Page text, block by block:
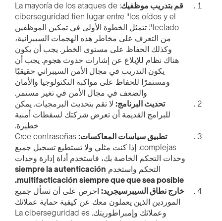
قم بتدريب موظفيك : La mayoría de los ataques de
ciberseguridad tien lugar entre "los oídos y el
teclado". تتمثل الخطوة الأولى في تمكين الموظفين
من التعرف على مخاطر هذه الهجمات السيبرانية،
وكذلك الحفاظ على مستوى الخطر. يجب أن يكون
هناك نظام للإبلاغ عن إشارات حدوث هجوم. يجب أن
يكون التدريب في مجال الأمن السيبراني حقيقيًا
ومستمرًا للحفاظ على مواكبة التكنولوجيا والأمان
والضعف في مجال الأمن في تغير مستمر.
تحديث البرنامج:لا تقم بتحديث البرمجيات. يمكن
للبرامج القديمة أن تعرض شركتك لسقطات أمنية
خطيرة.
تطبيق سياسات المعاكسات:Cree contraseñas
complejas. إذا كنت مثلي ولا تستطيع تسجيل جميع
وحدات التحكم الخاصة بك، فاستخدم أداة إدارة وحدات
التحكم واستخدمsiempre la autenticación
multifacticación siempre que que sea posible.
خارج نطاق السيبرسيجريد:احرص على أن تسأل جميع
الموردين الذين يعملون معك عن كيفية حماية عملائك
وعملائك وإمبراطوريتك. La ciberseguridad es